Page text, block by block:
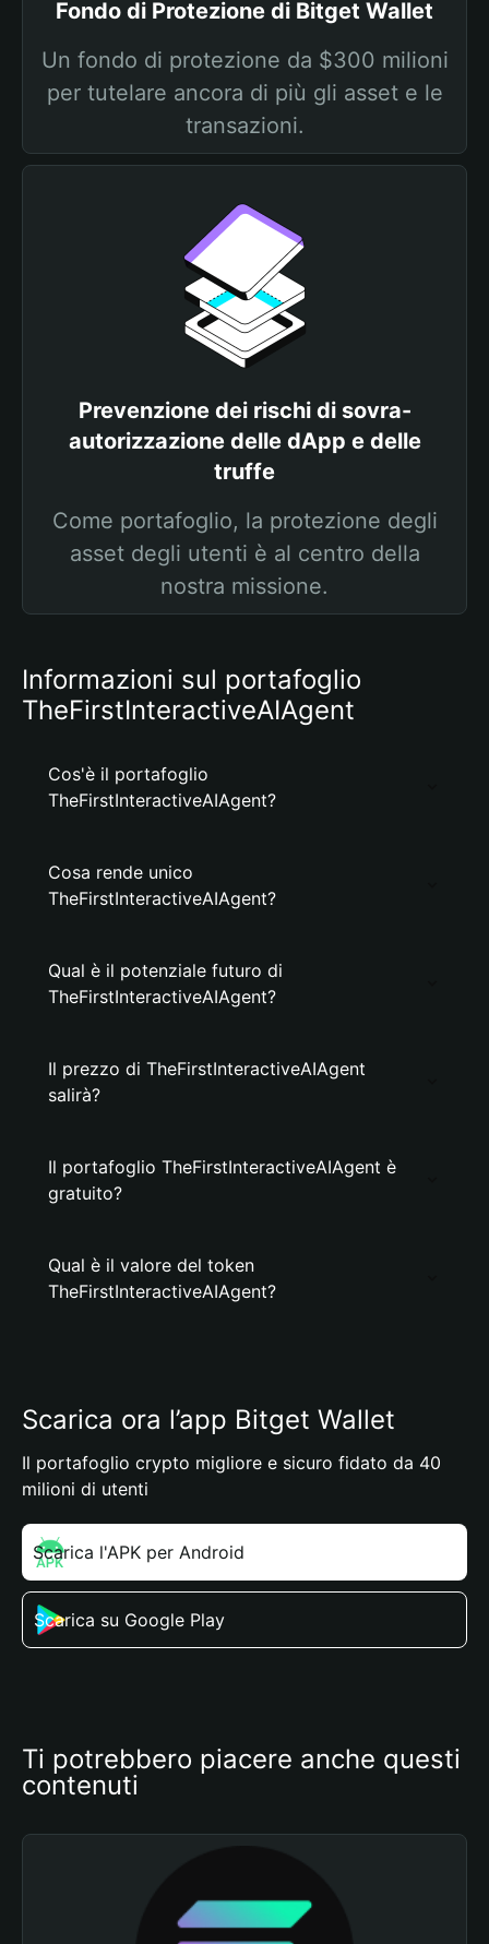
Fondo di Protezione di Bitget Wallet
Un fondo di protezione da $300 milioni
per tutelare ancora di più gli asset e le
transazioni.
Prevenzione dei rischi di sovra-
autorizzazione delle dApp e delle
truffe
Come portafoglio, la protezione degli
asset degli utenti è al centro della
nostra missione.
Informazioni sul portafoglio
TheFirstInteractiveAIAgent
Cos'è il portafoglio
TheFirstInteractiveAIAgent?
Cosa rende unico
TheFirstInteractiveAIAgent?
Qual è il potenziale futuro di
TheFirstInteractiveAIAgent?
Il prezzo di TheFirstInteractiveAIAgent
salirà?
Il portafoglio TheFirstInteractiveAIAgent è
gratuito?
Qual è il valore del token
TheFirstInteractiveAIAgent?
Scarica ora l’app Bitget Wallet
Il portafoglio crypto migliore e sicuro fidato da 40
milioni di utenti
Scarica l'APK per Android
Scarica su Google Play
Ti potrebbero piacere anche questi
contenuti